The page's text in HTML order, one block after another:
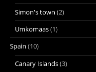
Simon's town (2)
Umkomaas(1)
Spain (10)
Canary Islands(3)